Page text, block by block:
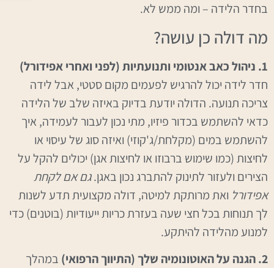
בחדר הלידה – ומה ממש לא.
מה דולה כן עושה?
1. ניהול כאב אנטומי ותנועתיות (לפני ואחרי אפידורל)
חדר לידה יכול להרגיש לפעמים מקום סטטי, אבל לידה
צריכה תנועה. הדולה יודעת בדיוק באיזה שלב של הלידה
כדאי להשתמש בכדור פיזיו, מתי נכון לעבור לעמידה, איך
להשתמש במים (מקלחת/ג'קוזי) ואיזה סוג של עיסוי או
לחיצות (כמו שימוש ברבוזו או לחיצות אגן) יכולים להקל על
הצירים ולעזור לתינוק להתברג נכון באגן.גם אם לקחת
אפידורל ואת מרותקת למיטה, דולה מקצועית תדע לשנות
לך תנוחות בכל חצי שעה בעזרת כריות ייעודיות (בוטנים) כדי
למנוע מהלידה להיתקע.
2. הגנה על האוטונומיה שלך (התיווך הרפואי)
במהלך